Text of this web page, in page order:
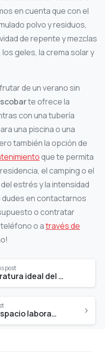
en cuenta que con el
polvo y residuos,
de repente y mezclas
geles, la crema solar y
de un verano sin
te ofrece la
con una tubería
una piscina o una
también la opción de
que te permita
el camping o el
estrés y la intensidad
dudes en contactarnos
o contratar
o através de
post
¿Cuál es la temperatura ideal del agua de la piscina?
5 beneficios de un espacio laboral limpio